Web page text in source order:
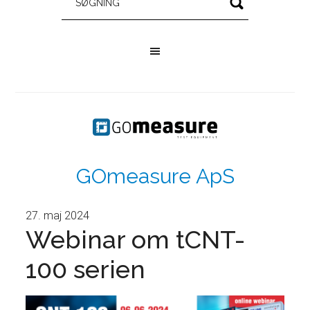
GOmeasure ApS
27. maj 2024
Webinar om tCNT-
100 serien